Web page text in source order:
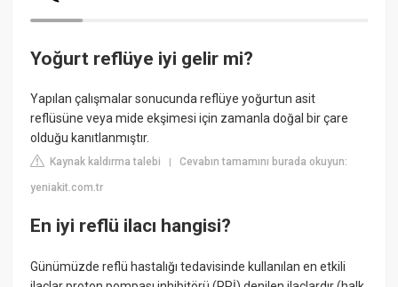
Yoğurt reflüye iyi gelir mi?
Yapılan çalışmalar sonucunda reflüye yoğurtun asit
reflüsüne veya mide ekşimesi için zamanla doğal bir çare
olduğu kanıtlanmıştır.
Kaynak kaldırma talebi |Cevabın tamamını burada okuyun:
yeniakit.com.tr
En iyi reflü ilacı hangisi?
Günümüzde reflü hastalığı tedavisinde kullanılan en etkili